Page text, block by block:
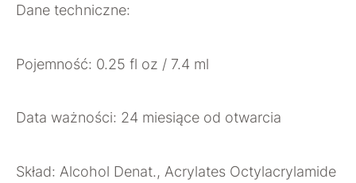
Dane techniczne:
Pojemność: 0.25 fl oz / 7.4 ml
Data ważności: 24 miesiące od otwarcia
Skład: Alcohol Denat., Acrylates Octylacrylamide